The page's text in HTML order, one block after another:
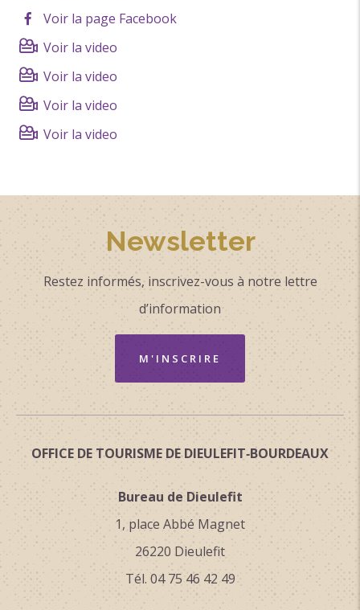
https://dromeroulottesvacances.com/cartes-cadeaux-
2023
Classement & Labels
Circuits de France_POI
En plein air
Voir la page Facebook
Voir la video
Voir la video
Voir la video
Voir la video
Newsletter
Restez informés, inscrivez-vous à notre lettre
d’information
M'INSCRIRE
OFFICE DE TOURISME DE DIEULEFIT‑BOURDEAUX
Bureau de Dieulefit
1, place Abbé Magnet
26220 Dieulefit
Tél. 04 75 46 42 49